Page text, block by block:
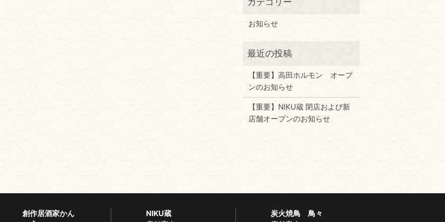
お知らせ
【重要】高田ホルモン オープ
ンのお知らせ
【重要】NIKU蔵 閉店および新
店舗オープンのお知らせ
創作居酒家かん
NIKU蔵
炭火焼鳥 鳥々